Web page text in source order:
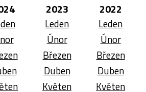
2023
Leden
Únor
Březen
Duben
Květen
2022
Leden
Únor
Březen
Duben
Květen